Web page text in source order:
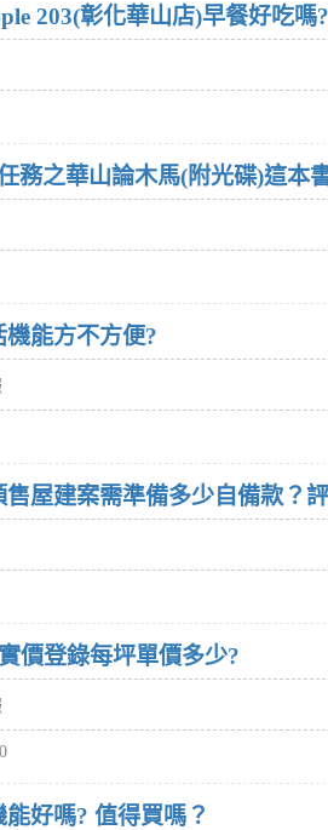
203(彰化華山店)早餐好吃嗎?
務之華山論木馬(附光碟)這本
能方不方便?
屋建案需準備多少自備款？
價登錄每坪單價多少?
0
好嗎? 值得買嗎？